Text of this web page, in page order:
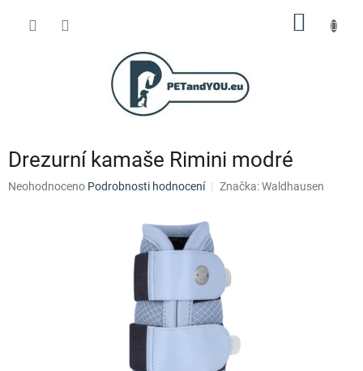
Drezurní kamaše Rimini modré
Průměrné
Neohodnoceno Podrobnosti hodnocení Značka:Waldhausen